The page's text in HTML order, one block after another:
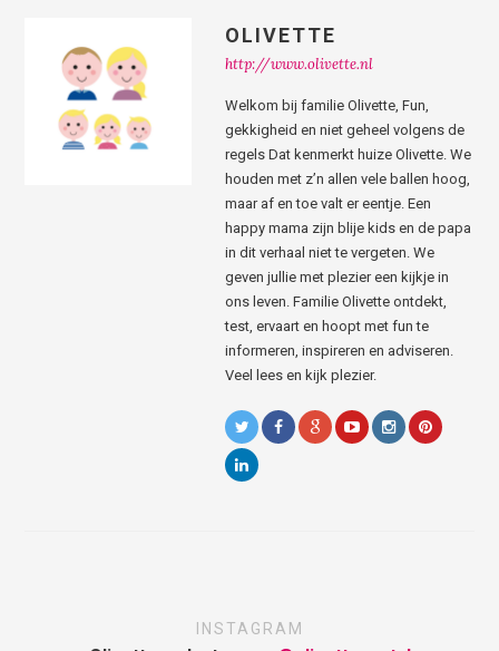
OLIVETTE
http://www.olivette.nl
Welkom bij familie Olivette, Fun,
gekkigheid en niet geheel volgens de
regels Dat kenmerkt huize Olivette. We
houden met z’n allen vele ballen hoog,
maar af en toe valt er eentje. Een
happy mama zijn blije kids en de papa
in dit verhaal niet te vergeten. We
geven jullie met plezier een kijkje in
ons leven. Familie Olivette ontdekt,
test, ervaart en hoopt met fun te
informeren, inspireren en adviseren.
Veel lees en kijk plezier.
INSTAGRAM